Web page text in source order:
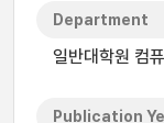
Department
일반대학원 컴
Publication